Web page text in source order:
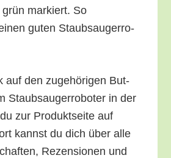
mar­kiert. So
guten Staub­sauger­ro­
auf den zuge­hö­ri­gen But­
Staub­sauger­ro­bo­ter in der
zur Pro­dukt­sei­te auf
kannst du dich über alle
Rezen­sio­nen und